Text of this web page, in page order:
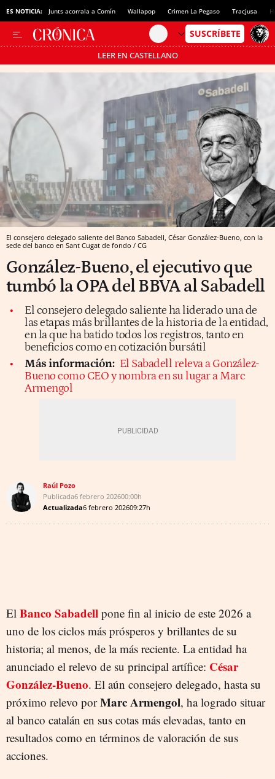
ES NOTICIA: Junts acorrala a Comín Wallapop Crimen La Pegaso Tracjusa
LEER EN CASTELLANO
Pásate al MODO AHORRO
El consejero delegado saliente del Banco Sabadell, César González-Bueno, con la
sede del banco en Sant Cugat de fondo / CG
González-Bueno, el ejecutivo que
tumbó la OPA del BBVA al Sabadell
El consejero delegado saliente ha liderado una de
las etapas más brillantes de la historia de la entidad,
en la que ha batido todos los registros, tanto en
beneficios como en cotización bursátil
Más información: El Sabadell releva a González-
Bueno como CEO y nombra en su lugar a Marc
Armengol
Raúl Pozo
Publicada6 febrero 202600:00h
Actualizada6 febrero 202609:27h
El Banco Sabadell pone fin al inicio de este 2026 a
uno de los ciclos más prósperos y brillantes de su
historia; al menos, de la más reciente. La entidad ha
anunciado el relevo de su principal artífice: César
González-Bueno. El aún consejero delegado, hasta su
próximo relevo porMarc Armengol, ha logrado situar
al banco catalán en sus cotas más elevadas, tanto en
resultados como en términos de valoración de sus
acciones.